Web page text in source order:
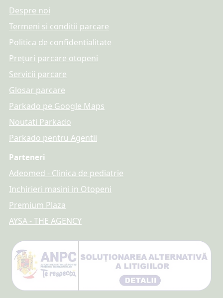
Despre noi
Termeni si conditii parcare
Politica de confidentialitate
Prețuri parcare otopeni
Servicii parcare
Glosar parcare
Parkado pe Google Maps
Noutati Parkado
Parkado pentru Agentii
Parteneri
Adeomed - Clinica de pediatrie
Inchirieri masini in Otopeni
Premium Plaza
AYSA - THE AGENCY